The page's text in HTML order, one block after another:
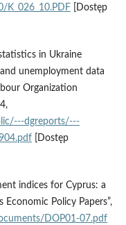
K_026_10.PDF [Dostęp
in Ukraine
unemployment data
Organization
dgreports/---
[Dostęp
indices for Cyprus: a
Policy Papers”,
DOP01-07.pdf